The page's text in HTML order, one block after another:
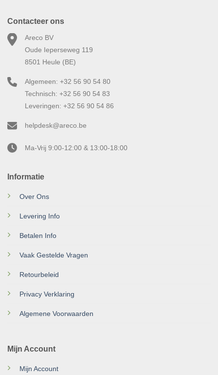
Informatie
Over Ons
Levering Info
Betalen Info
Vaak Gestelde Vragen
Retourbeleid
Privacy Verklaring
Algemene Voorwaarden
Mijn Account
Mijn Account
Contacteer ons
Areco BV
Oude Ieperseweg 119
8501 Heule (BE)
Algemeen: +32 56 90 54 80
Technisch: +32 56 90 54 83
Leveringen: +32 56 90 54 86
helpdesk@areco.be
Ma-Vrij 9:00-12:00 & 13:00-18:00